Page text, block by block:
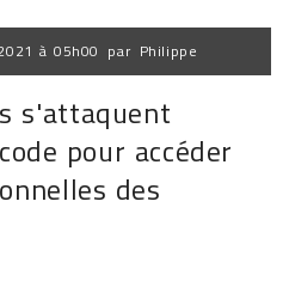
à 05h00 par Philippe
s'attaquent
pour accéder
des